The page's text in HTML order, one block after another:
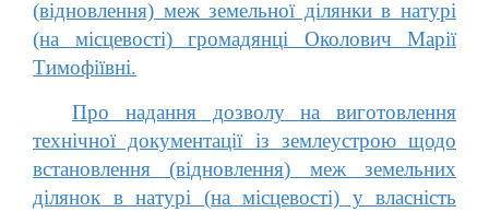
(відновлення) меж земельної ділянки в натурі
(на місцевості) громадянці Околович Марії
Тимофіївні.
Про надання дозволу на виготовлення
технічної документації із землеустрою щодо
встановлення (відновлення) меж земельних
ділянок в натурі (на місцевості) у власність